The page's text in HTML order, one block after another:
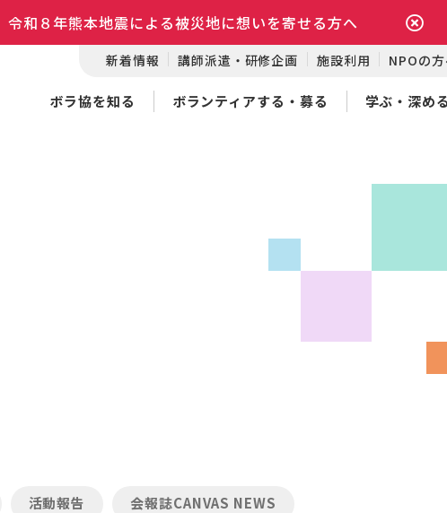
令和８年熊本地震による被災地に想いを寄せる方へ
新着情報 講師派遣・研修企画 施設利用 NPOの
ボラ協を知る ボランティアする・募る 学ぶ・深める
活動報告 会報誌CANVAS NEWS